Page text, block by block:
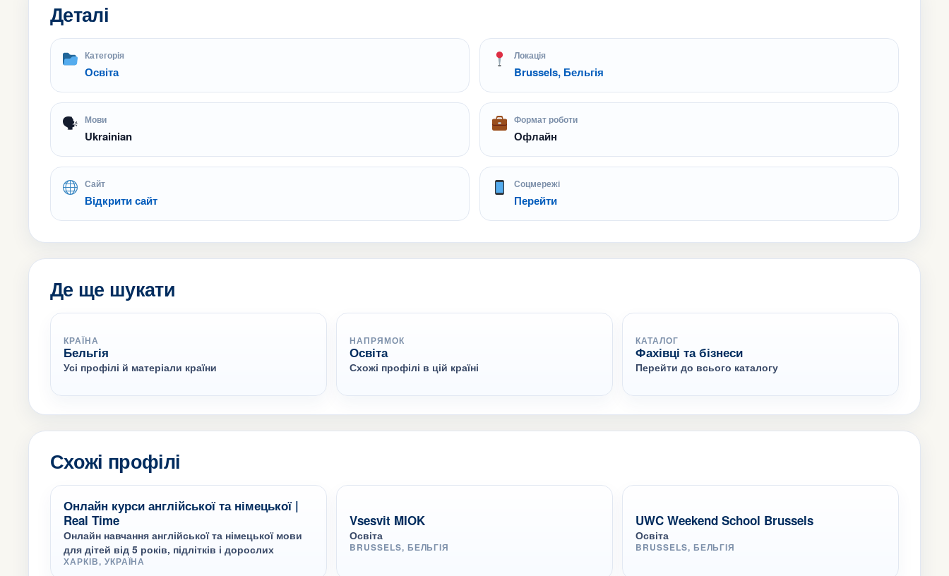
Деталі
Категорія
Освіта
Локація
Brussels, Бельгія
🗣 Мови
Ukrainian
Формат роботи
Офлайн
Сайт
Відкрити сайт
Соцмережі
Перейти
Де ще шукати
КРАЇНА
Бельгія
Усі профілі й матеріали країни
НАПРЯМОК
Освіта
Схожі профілі в цій країні
КАТАЛОГ
Фахівці та бізнеси
Перейти до всього каталогу
Схожі профілі
Онлайн курси англійської та німецької |
Real Time
Онлайн навчання англійської та німецької мови
для дітей від 5 років, підлітків і дорослих
ХАРКІВ, УКРАЇНА
Vsesvit MIOK
Освіта
BRUSSELS, БЕЛЬГІЯ
UWC Weekend School Brussels
Освіта
BRUSSELS, БЕЛЬГІЯ